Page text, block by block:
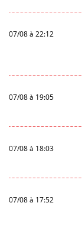
07/08 à 22:12
07/08 à 19:05
07/08 à 18:03
07/08 à 17:52